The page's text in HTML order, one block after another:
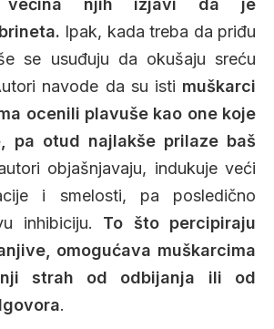
većina njih izjavi da je
Ipak, kada treba da priđu
se usuđuju da okušaju sreću
navode da su isti muškarci
ocenili plavuše kao one koje
pa otud najlakše prilaze baš
objašnjavaju, indukuje veći
i smelosti, pa posledično
inhibiciju. To što percipiraju
omogućava muškarcima
strah od odbijanja ili od
.